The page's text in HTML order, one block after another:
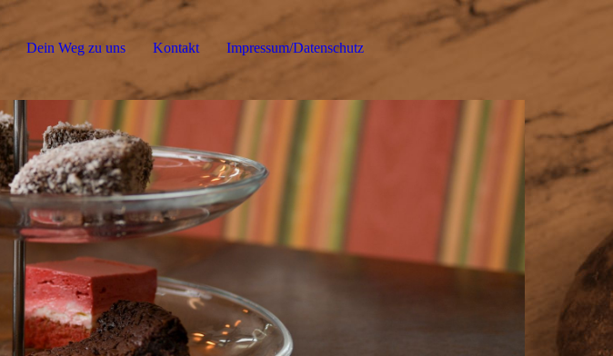
Dein Weg zu uns Kontakt Impressum/Datenschutz